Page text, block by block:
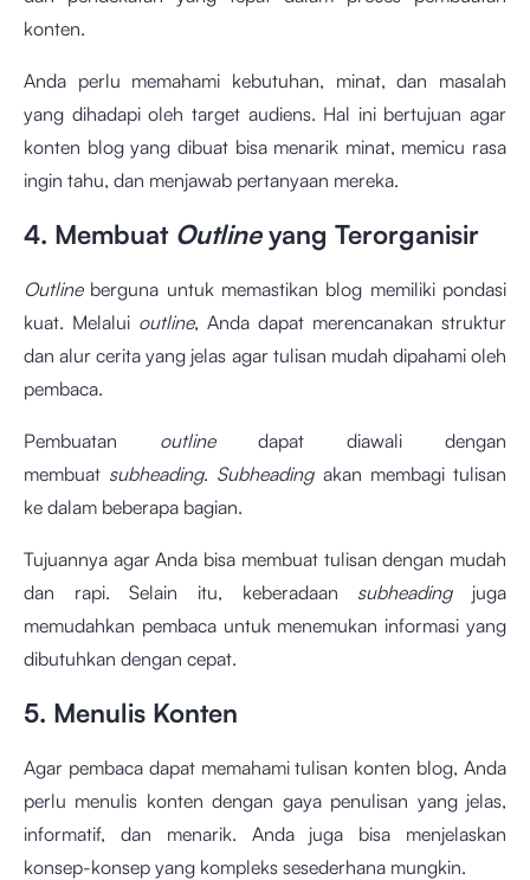
konten.
Anda perlu memahami kebutuhan, minat, dan masalah
yang dihadapi oleh target audiens. Hal ini bertujuan agar
konten blog yang dibuat bisa menarik minat, memicu rasa
ingin tahu, dan menjawab pertanyaan mereka.
4. Membuat Outlineyang Terorganisir
Outline berguna untuk memastikan blog memiliki pondasi
kuat. Melalui outline, Anda dapat merencanakan struktur
dan alur cerita yang jelas agar tulisan mudah dipahami oleh
pembaca.
Pembuatan outline dapat diawali dengan
membuat subheading. Subheading akan membagi tulisan
ke dalam beberapa bagian.
Tujuannya agar Anda bisa membuat tulisan dengan mudah
dan rapi. Selain itu, keberadaan subheading juga
memudahkan pembaca untuk menemukan informasi yang
dibutuhkan dengan cepat.
5. Menulis Konten
Agar pembaca dapat memahami tulisan konten blog, Anda
perlu menulis konten dengan gaya penulisan yang jelas,
informatif, dan menarik. Anda juga bisa menjelaskan
konsep-konsep yang kompleks sesederhana mungkin.